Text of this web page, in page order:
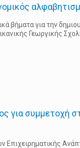
βήματα για την
Γεωργικής
για συμμετοχή
Επιχειρηματικής